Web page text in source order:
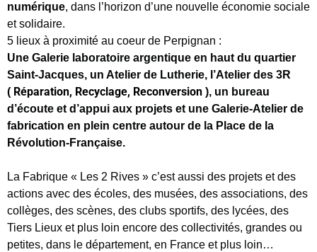
numérique, dans l’horizon d’une nouvelle économie sociale
et solidaire.
5 lieux à proximité au coeur de Perpignan :
Une Galerie laboratoire argentique en haut du quartier
Saint-Jacques, un Atelier de Lutherie, l’Atelier des 3R
( Réparation, Recyclage, Reconversion ), un bureau
d’écoute et d’appui aux projets et une Galerie-Atelier de
fabrication en plein centre autour de la Place de la
Révolution-Française.
La Fabrique « Les 2 Rives » c’est aussi des projets et des
actions avec des écoles, des musées, des associations, des
collèges, des scènes, des clubs sportifs, des lycées, des
Tiers Lieux et plus loin encore des collectivités, grandes ou
petites, dans le département, en France et plus loin…